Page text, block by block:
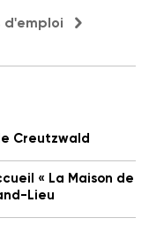
d'emploi
Creutzwald
« La Maison de
Lieu